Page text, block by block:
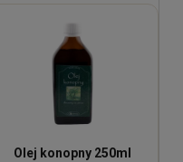
Olej konopny 250ml